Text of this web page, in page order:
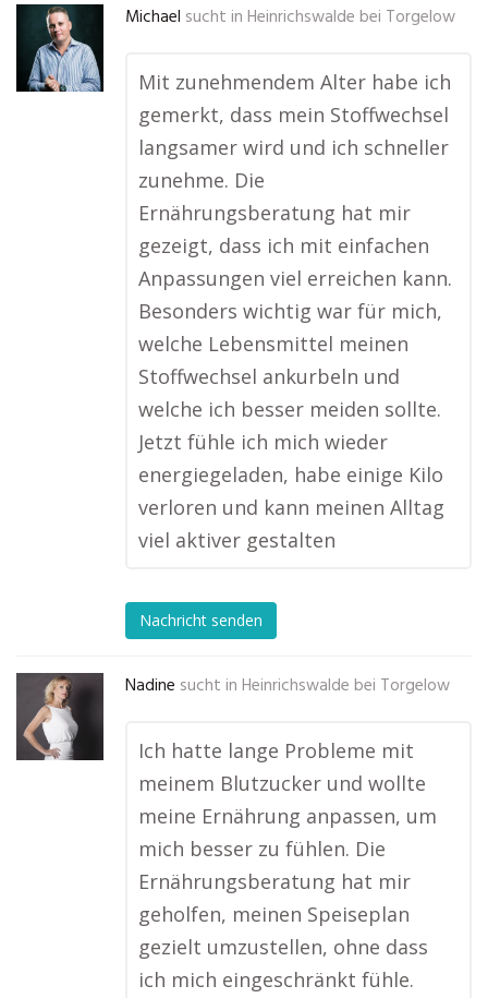
Michael sucht in Heinrichswalde bei Torgelow
Mit zunehmendem Alter habe ich
gemerkt, dass mein Stoffwechsel
langsamer wird und ich schneller
zunehme. Die
Ernährungsberatung hat mir
gezeigt, dass ich mit einfachen
Anpassungen viel erreichen kann.
Besonders wichtig war für mich,
welche Lebensmittel meinen
Stoffwechsel ankurbeln und
welche ich besser meiden sollte.
Jetzt fühle ich mich wieder
energiegeladen, habe einige Kilo
verloren und kann meinen Alltag
viel aktiver gestalten
Nachricht senden
Nadine sucht in Heinrichswalde bei Torgelow
Ich hatte lange Probleme mit
meinem Blutzucker und wollte
meine Ernährung anpassen, um
mich besser zu fühlen. Die
Ernährungsberatung hat mir
geholfen, meinen Speiseplan
gezielt umzustellen, ohne dass
ich mich eingeschränkt fühle.